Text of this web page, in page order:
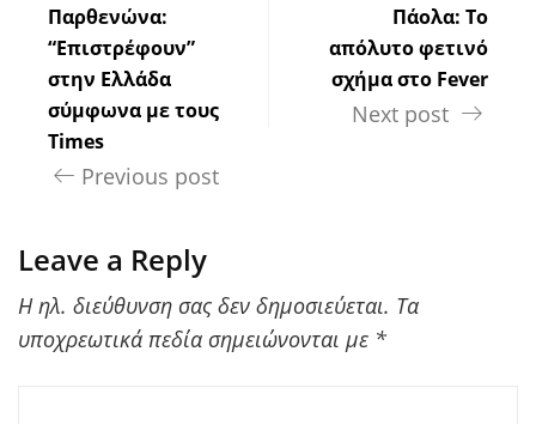
Παρθενώνα:
“Επιστρέφουν”
στην Ελλάδα
σύμφωνα με τους
Times
Previous post
Πάολα: Το
απόλυτο φετινό
σχήμα στο Fever
Next post
Leave a Reply
Η ηλ. διεύθυνση σας δεν δημοσιεύεται. Τα
υποχρεωτικά πεδία σημειώνονται με *